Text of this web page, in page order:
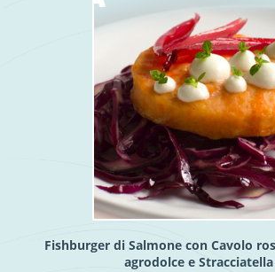
Fishburger di Salmone con Cavolo
agrodolce e Stracciatella